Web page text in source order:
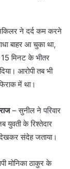
ने दर्द कम करने
बाहर आ चुका था,
मिनट के भीतर
आरोपी तब भी
में था।
– सुनील ने परिवार
युवती के रिश्तेदार
संदेह जताया।
मोनिका ठाकुर के